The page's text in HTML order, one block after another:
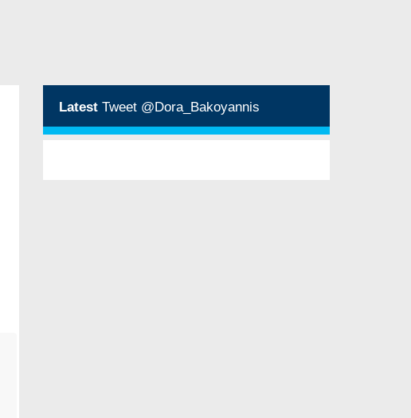
Latest Tweet @Dora_Bakoyannis